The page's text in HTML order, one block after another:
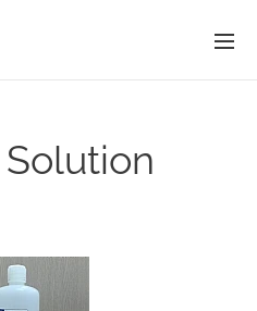
Solution